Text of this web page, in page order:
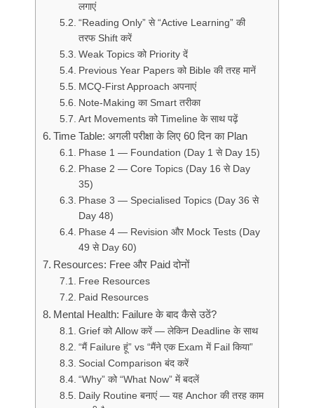
लगाएं
“Reading Only” से “Active Learning” की
तरफ Shift करें
Weak Topics को Priority दें
Previous Year Papers को Bible की तरह मानें
MCQ-First Approach अपनाएं
Note-Making का Smart तरीका
Art Movements को Timeline के साथ पढ़ें
Time Table: अगली परीक्षा के लिए 60 दिन का Plan
Phase 1 — Foundation (Day 1 से Day 15)
Phase 2 — Core Topics (Day 16 से Day
35)
Phase 3 — Specialised Topics (Day 36 से
Day 48)
Phase 4 — Revision और Mock Tests (Day
49 से Day 60)
Resources: Free और Paid दोनों
Free Resources
Paid Resources
Mental Health: Failure के बाद कैसे उठें?
Grief को Allow करें — लेकिन Deadline के साथ
“मैं Failure हूं” vs “मैंने एक Exam में Fail किया”
Social Comparison बंद करें
“Why” को “What Now” में बदलें
Daily Routine बनाएं — यह Anchor की तरह काम